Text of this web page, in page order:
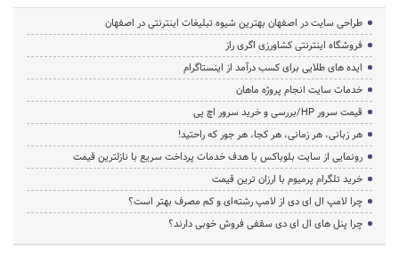
طراحی سایت در اصفهان بهترین شیوه تبلیغات اینترنتی در اصفهان
فروشگاه اینترنتی کشاورزی اگری راز
ایده های طلایی برای کسب درآمد از اینستاگرام
خدمات سایت انجام پروژه ماهان
قیمت سرور HP/بررسی و خرید سرور اچ پی
هر زبانی، هر زمانی، هر کجا، هر جور که راحتید!
رونمایی از سایت بلوباکس با هدف خدمات پرداخت سریع با نازلترین قیمت
خرید تلگرام پرمیوم با ارزان ترین قیمت
چرا لامپ ال ای دی از لامپ رشته‌ای و کم مصرف بهتر است؟
چرا پنل های ال ای دی سقفی فروش خوبی دارند؟